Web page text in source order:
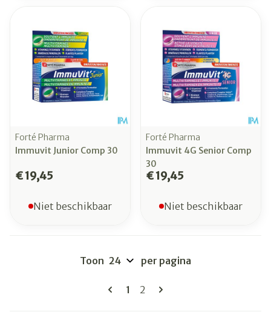
Forté Pharma
Immuvit Junior Comp 30
€ 19,45
Niet beschikbaar
Forté Pharma
Immuvit 4G Senior Comp
30
€ 19,45
Niet beschikbaar
Pagina's
U lees momenteel pagina
1 Pagina
2
Toon per pagina